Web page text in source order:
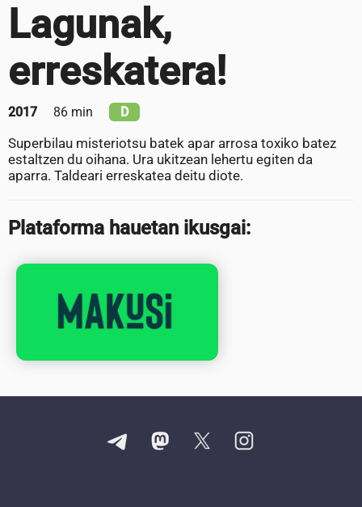
Lagunak,
erreskatera!
2017 86 min D
Superbilau misteriotsu batek apar arrosa toxiko batez
estaltzen du oihana. Ura ukitzean lehertu egiten da
aparra. Taldeari erreskatea deitu diote.
Plataforma hauetan ikusgai: